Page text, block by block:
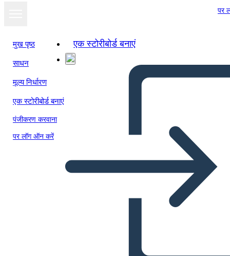
पर
मुख पृष्ठ
साधन
मूल्य निर्धारण
एक स्टोरीबोर्ड बनाएं
पंजीकरण करवाना
पर लॉग ऑन करें
एक स्टोरीबोर्ड बनाएं